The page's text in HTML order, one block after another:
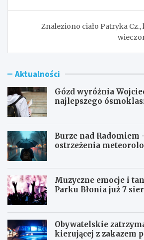
Znaleziono ciało Patryka
Aktualności
Gózd wyróżnia
najlepszego
Burze nad Radomiem
ostrzeżenia
Muzyczne emocje i
Parku Błonia już 7
Obywatelskie
kierującej z zakazem